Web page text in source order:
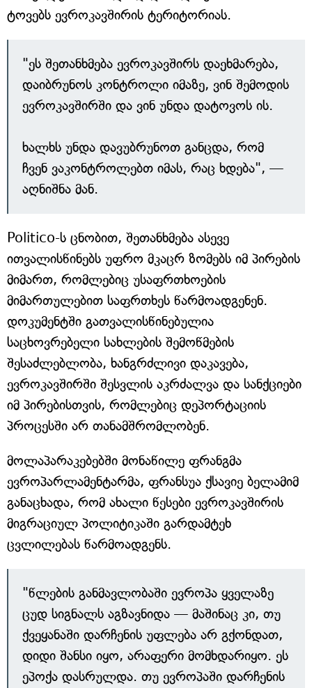
ტოვებს ევროკავშირის ტერიტორიას.
"ეს შეთანხმება ევროკავშირს დაეხმარება,
დაიბრუნოს კონტროლი იმაზე, ვინ შემოდის
ევროკავშირში და ვინ უნდა დატოვოს ის.
ხალხს უნდა დავუბრუნოთ განცდა, რომ
ჩვენ ვაკონტროლებთ იმას, რაც ხდება", —
აღნიშნა მან.
Politico-ს ცნობით, შეთანხმება ასევე
ითვალისწინებს უფრო მკაცრ ზომებს იმ პირების
მიმართ, რომლებიც უსაფრთხოების
მიმართულებით საფრთხეს წარმოადგენენ.
დოკუმენტში გათვალისწინებულია
საცხოვრებელი სახლების შემოწმების
შესაძლებლობა, ხანგრძლივი დაკავება,
ევროკავშირში შესვლის აკრძალვა და სანქციები
იმ პირებისთვის, რომლებიც დეპორტაციის
პროცესში არ თანამშრომლობენ.
მოლაპარაკებებში მონაწილე ფრანგმა
ევროპარლამენტარმა, ფრანსუა ქსავიე ბელამიმ
განაცხადა, რომ ახალი წესები ევროკავშირის
მიგრაციულ პოლიტიკაში გარდამტეხ
ცვლილებას წარმოადგენს.
"წლების განმავლობაში ევროპა ყველაზე
ცუდ სიგნალს აგზავნიდა — მაშინაც კი, თუ
ქვეყანაში დარჩენის უფლება არ გქონდათ,
დიდი შანსი იყო, არაფერი მომხდარიყო. ეს
ეპოქა დასრულდა. თუ ევროპაში დარჩენის